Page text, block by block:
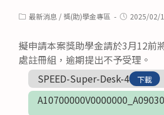
Post最新消息 /獎(助)學金專區
Post2025/02/
擬申請本案獎助學金請於3月12前
處註冊組，逾期提出不予受理。
SPEED-Super-Desk-4
下載